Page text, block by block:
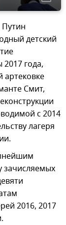
детский
года,
Смит,
с 2014
лагеря
зачисляемых
2016, 2017